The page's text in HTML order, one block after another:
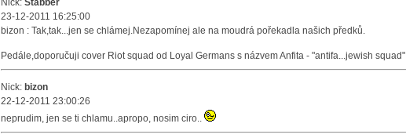
Nick: Stabber
23-12-2011 16:25:00
bizon : Tak,tak...jen se chlámej.Nezapomínej ale na moudrá pořekadla našich předků.
Pedále,doporučuji cover Riot squad od Loyal Germans s názvem Anfita - "antifa...jewish squad"
Nick: bizon
22-12-2011 23:00:26
neprudim, jen se ti chlamu..apropo, nosim ciro..